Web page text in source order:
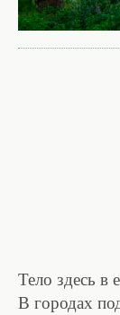
Тело здесь в
В городах